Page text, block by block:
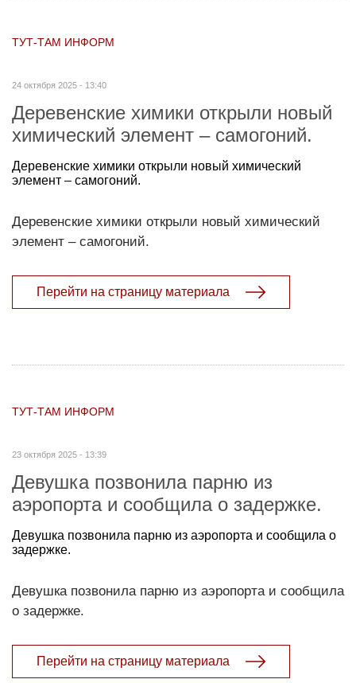
ТУТ-ТАМ ИНФОРМ
24 октября 2025 - 13:40
Деревенские химики открыли новый
химический элемент – самогоний.
Деревенские химики открыли новый химический
элемент – самогоний.
Деревенские химики открыли новый химический
элемент – самогоний.
Перейти на страницу материала
ТУТ-ТАМ ИНФОРМ
23 октября 2025 - 13:39
Девушка позвонила парню из
аэропорта и сообщила о задержке.
Девушка позвонила парню из аэропорта и сообщила о
задержке.
Девушка позвонила парню из аэропорта и сообщила
о задержке.
Перейти на страницу материала